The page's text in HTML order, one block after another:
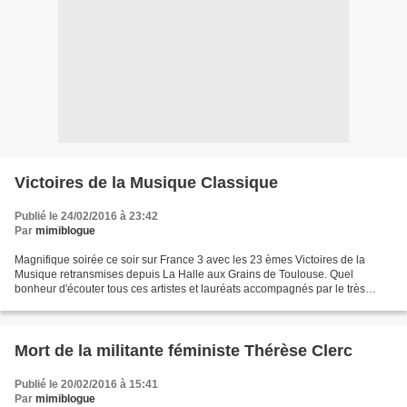
Victoires de la Musique Classique
Publié le 24/02/2016 à 23:42
Par mimiblogue
Magnifique soirée ce soir sur France 3 avec les 23 èmes Victoires de la
Musique retransmises depuis La Halle aux Grains de Toulouse. Quel
bonheur d'écouter tous ces artistes et lauréats accompagnés par le très
Mort de la militante féministe Thérèse Clerc
Publié le 20/02/2016 à 15:41
Par mimiblogue